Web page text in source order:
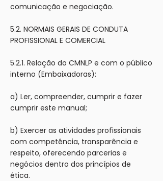
comunicação e negociação.
5.2. NORMAIS GERAIS DE CONDUTA
PROFISSIONAL E COMERCIAL
5.2.1. Relação do CMNLP e com o público
interno (Embaixadoras):
a) Ler, compreender, cumprir e fazer
cumprir este manual;
b) Exercer as atividades profissionais
com competência, transparência e
respeito, oferecendo parcerias e
negócios dentro dos princípios de
ética.